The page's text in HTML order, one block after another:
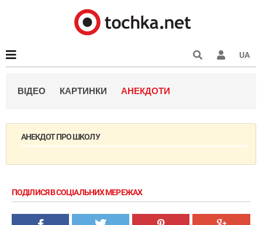
UA
ВІДЕО КАРТИНКИ АНЕКДОТИ
АНЕКДОТ ПРО ШКОЛУ
ПОДІЛИСЯ В СОЦІАЛЬНИХ МЕРЕЖАХ